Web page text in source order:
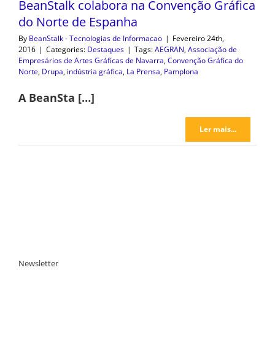
BeanStalk colabora na Convenção Gráfica
do Norte de Espanha
By BeanStalk - Tecnologias de Informacao | Fevereiro 24th,
2016 | Categories: Destaques | Tags:AEGRAN,Associação de
Empresários de Artes Gráficas de Navarra,Convenção Gráfica do
Norte, Drupa, indústria gráfica, La Prensa, Pamplona
A BeanSta […]
Ler mais...
Newsletter